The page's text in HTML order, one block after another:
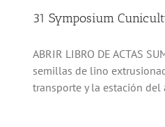
31 Symposium
ABRIR LIBRO DE ACTAS
semillas de lino
transporte y la estación